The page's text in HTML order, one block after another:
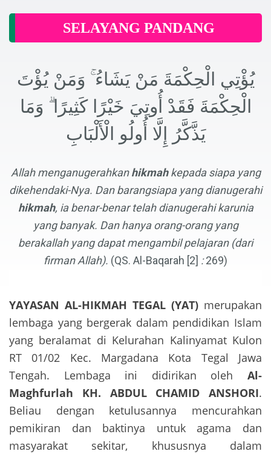
SELAYANG PANDANG
يُؤْتِي الْحِكْمَةَ مَنْ يَشَاءُ ۚ وَمَنْ يُؤْتَ
الْحِكْمَةَ فَقَدْ أُوتِيَ خَيْرًا كَثِيرًا ۗ وَمَا
يَذَّكَّرُ إِلَّا أُولُو الْأَلْبَابِ
Allah menganugerahkanhikmahkepada siapa yang
dikehendaki-Nya. Dan barangsiapa yang dianugerahi
hikmah, ia benar-benar telah dianugerahi karunia
yang banyak. Dan hanya orang-orang yang
berakallah yang dapat mengambil pelajaran (dari
firman Allah). (QS. Al-Baqarah [2] :269)
YAYASAN AL-HIKMAH TEGAL (YAT) merupakan
lembaga yang bergerak dalam pendidikan Islam
yang beralamat di Kelurahan Kalinyamat Kulon
RT 01/02 Kec. Margadana Kota Tegal Jawa
Tengah. Lembaga ini didirikan oleh Al-
Maghfurlah KH. ABDUL CHAMID ANSHORI.
Beliau dengan ketulusannya mencurahkan
pemikiran dan baktinya untuk agama dan
masyarakat sekitar, khususnya dalam